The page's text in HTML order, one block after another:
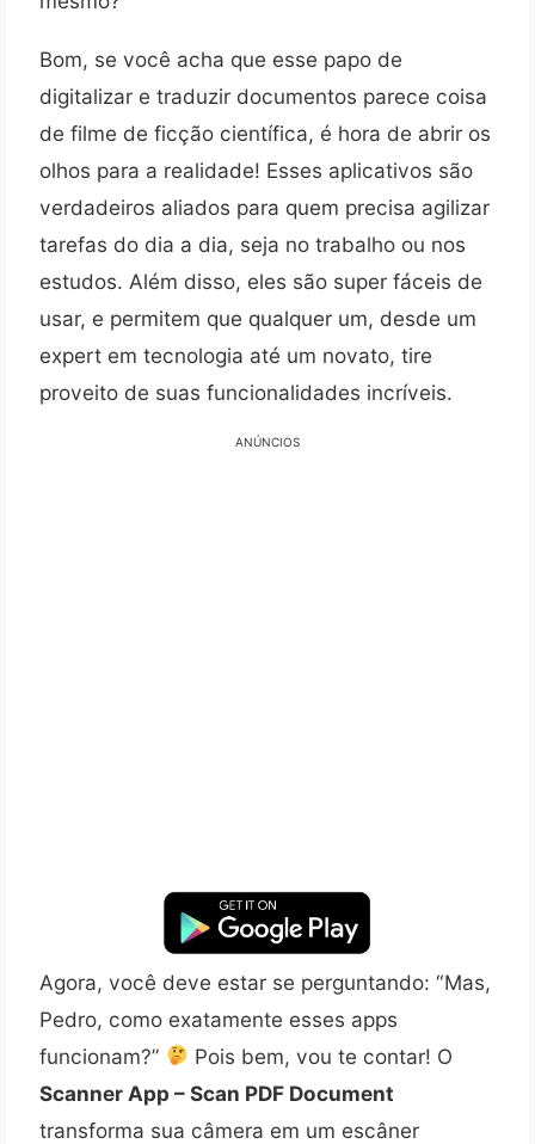
Bom, se você acha que esse papo de
digitalizar e traduzir documentos parece coisa
de filme de ficção científica, é hora de abrir os
olhos para a realidade! Esses aplicativos são
verdadeiros aliados para quem precisa agilizar
tarefas do dia a dia, seja no trabalho ou nos
estudos. Além disso, eles são super fáceis de
usar, e permitem que qualquer um, desde um
expert em tecnologia até um novato, tire
proveito de suas funcionalidades incríveis.
ANÚNCIOS
Agora, você deve estar se perguntando: “Mas,
Pedro, como exatamente esses apps
funcionam?”
Pois bem, vou te contar! O
Scanner App – Scan PDF Document
transforma sua câmera em um escâner